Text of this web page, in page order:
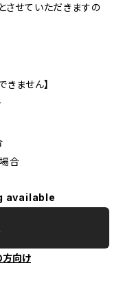
せていただきますの
ません】
合
available
方向け